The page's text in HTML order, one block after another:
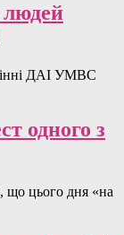
ДАІ УМВС
одного з
що цього дня «на